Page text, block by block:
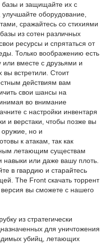
базы и защищайте их с
оборудование,
сражайтесь со стихиями
из сотен различных
ресурсы и спрятаться от
Только воображению есть
или вместе с друзьями и
вы встретили. Стоит
действиям вам
свои шансы на
во внимание
с настройки инвентаря
и верстаки, чтобы позже вы
оружие, но и
к атакам, так как
летающим существам
навыки или даже вашу плоть.
в гвардию и старайтесь
The Front скачать торрент
вы сможете с нашего
из стратегически
для уничтожения
убийц, летающих